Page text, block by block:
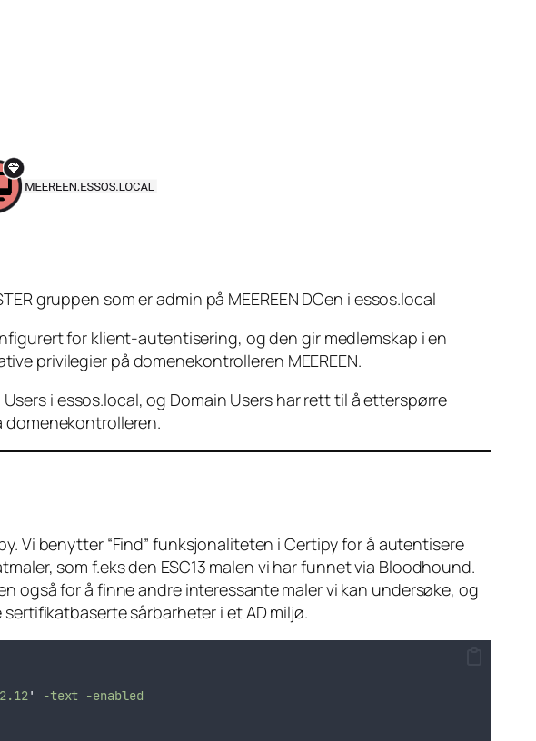
gruppen som er admin på MEEREEN DCen i essos.local
for klient-autentisering, og den gir medlemskap i en
privilegier på domenekontrolleren MEEREEN.
i essos.local, og Domain Users har rett til å etterspørre
domenekontrolleren.
Vi benytter “Find” funksjonaliteten i Certipy for å autentisere
som f.eks den ESC13 malen vi har funnet via Bloodhound.
også for å finne andre interessante maler vi kan undersøke, og
sårbarheter i et AD miljø.
' -text -enabled